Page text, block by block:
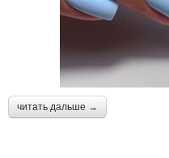
читать дальше →